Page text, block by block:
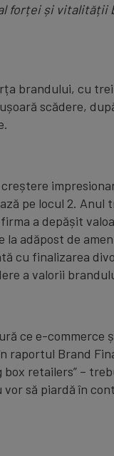
forței și vitalității
brandului, cu
scădere,
pe locul 2. Anul
a depășit
la adăpost de
cu finalizarea
a valorii
ce e-commerce
raportul Brand
retailers” –
să piardă în